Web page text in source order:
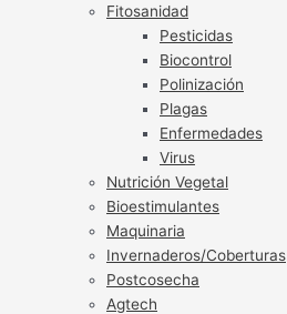
Fitosanidad
Pesticidas
Biocontrol
Polinización
Plagas
Enfermedades
Virus
Nutrición Vegetal
Bioestimulantes
Maquinaria
Invernaderos/Coberturas
Postcosecha
Agtech